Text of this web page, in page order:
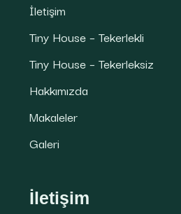
İletişim
Tiny House – Tekerlekli
Tiny House – Tekerleksiz
Hakkımızda
Makaleler
Galeri
İletişim